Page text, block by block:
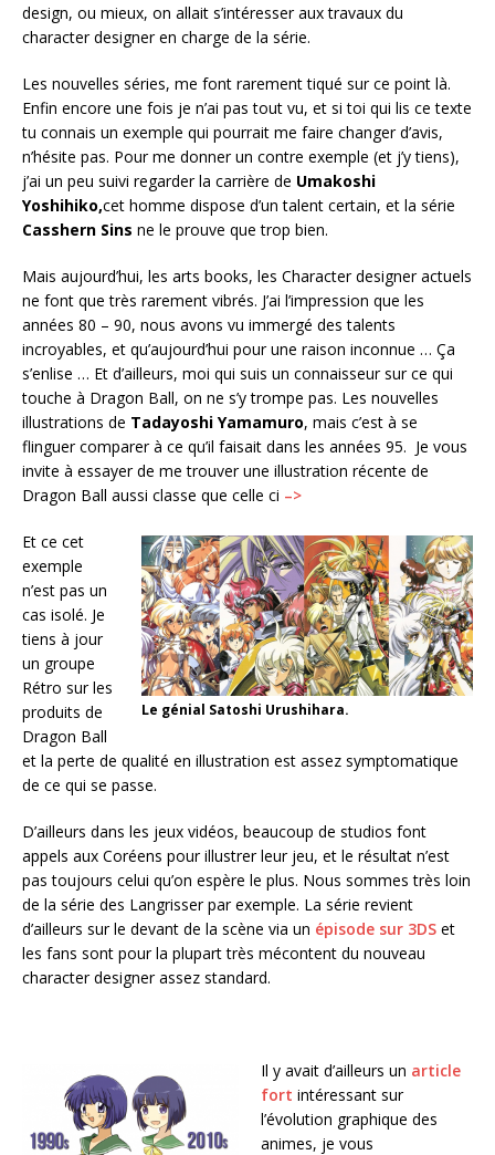
design, ou mieux, on allait s’intéresser aux travaux du
character designer en charge de la série.
Les nouvelles séries, me font rarement tiqué sur ce point là.
Enfin encore une fois je n’ai pas tout vu, et si toi qui lis ce texte
tu connais un exemple qui pourrait me faire changer d’avis,
n’hésite pas. Pour me donner un contre exemple (et j’y tiens),
j’ai un peu suivi regarder la carrière de Umakoshi
Yoshihiko,cet homme dispose d’un talent certain, et la série
Casshern Sins ne le prouve que trop bien.
Mais aujourd’hui, les arts books, les Character designer actuels
ne font que très rarement vibrés. J’ai l’impression que les
années 80 – 90, nous avons vu immergé des talents
incroyables, et qu’aujourd’hui pour une raison inconnue … Ça
s’enlise … Et d’ailleurs, moi qui suis un connaisseur sur ce qui
touche à Dragon Ball, on ne s’y trompe pas. Les nouvelles
illustrations de Tadayoshi Yamamuro, mais c’est à se
flinguer comparer à ce qu’il faisait dans les années 95. Je vous
invite à essayer de me trouver une illustration récente de
Dragon Ball aussi classe que celle ci –>
Le génial Satoshi Urushihara.
Et ce cet
exemple
n’est pas un
cas isolé. Je
tiens à jour
un groupe
Rétro sur les
produits de
Dragon Ball
et la perte de qualité en illustration est assez symptomatique
de ce qui se passe.
D’ailleurs dans les jeux vidéos, beaucoup de studios font
appels aux Coréens pour illustrer leur jeu, et le résultat n’est
pas toujours celui qu’on espère le plus. Nous sommes très loin
de la série des Langrisser par exemple. La série revient
d’ailleurs sur le devant de la scène via un épisode sur 3DS et
les fans sont pour la plupart très mécontent du nouveau
character designer assez standard.
Il y avait d’ailleurs un article
fort intéressant sur
l’évolution graphique des
animes, je vous